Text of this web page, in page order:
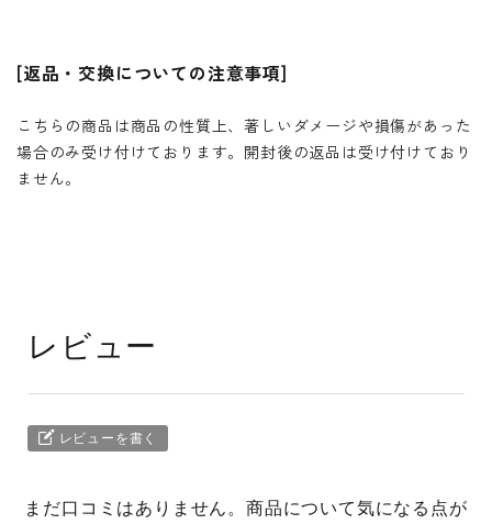
[返品・交換についての注意事項]
こちらの商品は商品の性質上、著しいダメージや損傷があった
場合のみ受け付けております。開封後の返品は受け付けており
ません。
レビュー
レビューを書く
まだ口コミはありません。商品について気になる点が